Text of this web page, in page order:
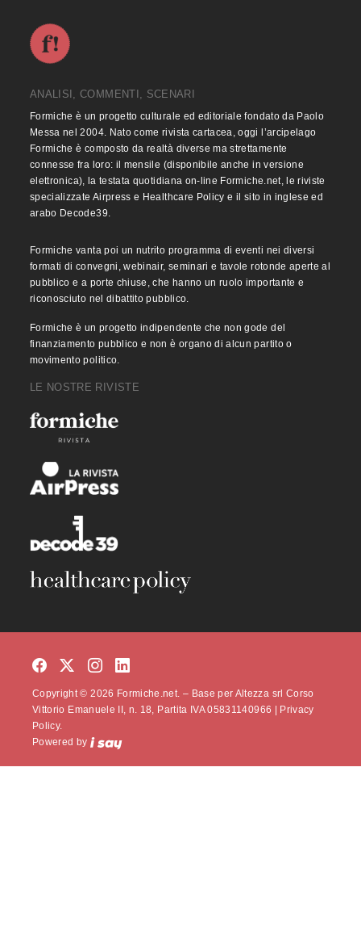
ANALISI, COMMENTI, SCENARI
Formiche è un progetto culturale ed editoriale fondato da Paolo
Messa nel 2004. Nato come rivista cartacea, oggi l’arcipelago
Formiche è composto da realtà diverse ma strettamente
connesse fra loro: il mensile (disponibile anche in versione
elettronica), la testata quotidiana on-line Formiche.net, le riviste
specializzate Airpress e Healthcare Policy e il sito in inglese ed
arabo Decode39.
Formiche vanta poi un nutrito programma di eventi nei diversi
formati di convegni, webinair, seminari e tavole rotonde aperte al
pubblico e a porte chiuse, che hanno un ruolo importante e
riconosciuto nel dibattito pubblico.
Formiche è un progetto indipendente che non gode del
finanziamento pubblico e non è organo di alcun partito o
movimento politico.
LE NOSTRE RIVISTE
Copyright © 2026 Formiche.net. – Base per Altezza srl Corso
Vittorio Emanuele II, n. 18, Partita IVA 05831140966 |
Privacy
Policy.
Powered by